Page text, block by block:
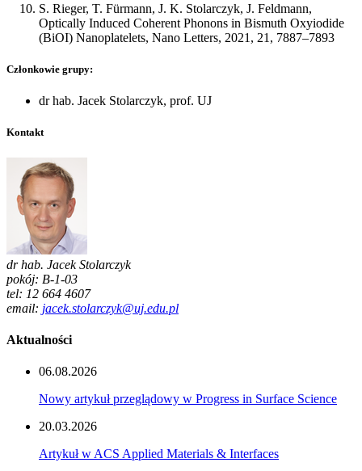
S. Rieger, T. Fürmann, J. K. Stolarczyk, J. Feldmann,
Optically Induced Coherent Phonons in Bismuth Oxyiodide
(BiOI) Nanoplatelets, Nano Letters, 2021, 21, 7887–7893
Członkowie grupy:
dr hab. Jacek Stolarczyk, prof. UJ
Kontakt
dr hab. Jacek Stolarczyk
pokój: B-1-03
tel: 12 664 4607
email: jacek.stolarczyk@uj.edu.pl
Aktualności
06.08.2026
Nowy artykuł przeglądowy w Progress in Surface Science
20.03.2026
Artykuł w ACS Applied Materials & Interfaces